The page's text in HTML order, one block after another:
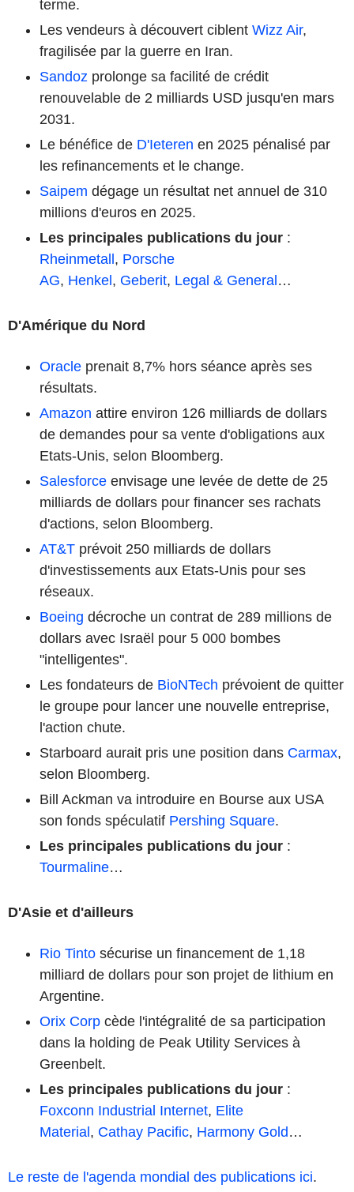
terme.
Les vendeurs à découvert ciblent Wizz Air,
fragilisée par la guerre en Iran.
Sandoz prolonge sa facilité de crédit
renouvelable de 2 milliards USD jusqu'en mars
2031.
Le bénéfice de D'Ieteren en 2025 pénalisé par
les refinancements et le change.
Saipem dégage un résultat net annuel de 310
millions d'euros en 2025.
Les principales publications du jour :
Rheinmetall, Porsche
AG, Henkel, Geberit, Legal & General…
D'Amérique du Nord
Oracle prenait 8,7% hors séance après ses
résultats.
Amazon attire environ 126 milliards de dollars
de demandes pour sa vente d'obligations aux
Etats-Unis, selon Bloomberg.
Salesforce envisage une levée de dette de 25
milliards de dollars pour financer ses rachats
d'actions, selon Bloomberg.
AT&T prévoit 250 milliards de dollars
d'investissements aux Etats-Unis pour ses
réseaux.
Boeing décroche un contrat de 289 millions de
dollars avec Israël pour 5 000 bombes
"intelligentes".
Les fondateurs de BioNTech prévoient de quitter
le groupe pour lancer une nouvelle entreprise,
l'action chute.
Starboard aurait pris une position dans Carmax,
selon Bloomberg.
Bill Ackman va introduire en Bourse aux USA
son fonds spéculatif Pershing Square.
Les principales publications du jour :
Tourmaline…
D'Asie et d'ailleurs
Rio Tinto sécurise un financement de 1,18
milliard de dollars pour son projet de lithium en
Argentine.
Orix Corp cède l'intégralité de sa participation
dans la holding de Peak Utility Services à
Greenbelt.
Les principales publications du jour :
Foxconn Industrial Internet, Elite
Material, Cathay Pacific, Harmony Gold…
Le reste de l'agenda mondial des publications ici.